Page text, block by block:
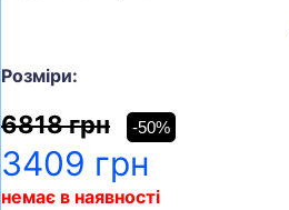
Розміри:
6818 грн -50%
3409 грн
немає в наявності